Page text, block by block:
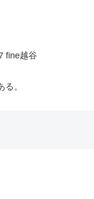
fine越谷
。